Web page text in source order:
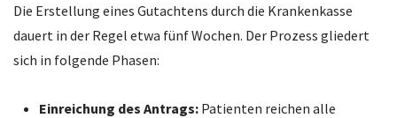
Die Erstellung eines Gutachtens durch die Krankenkasse
dauert in der Regel etwa fünf Wochen. Der Prozess gliedert
sich in folgende Phasen:
Einreichung des Antrags:Patienten reichen alle